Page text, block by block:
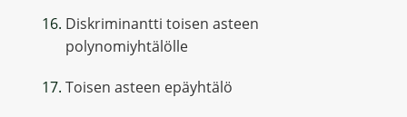
Diskriminantti toisen asteen
polynomiyhtälölle
Toisen asteen epäyhtälö